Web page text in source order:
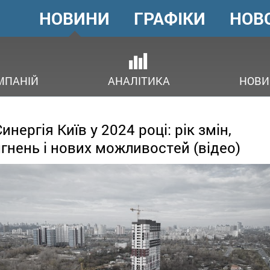
ГОЛОВНЕ
МЕНЮ
НОВИНИ
АНАЛІТИКА
ГРАФІКИ
Київ у 2024 році: рік змін,
і нових можливостей (відео)